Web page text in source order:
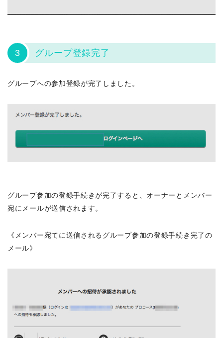
3 グループ登録完了
グループへの参加登録が完了しました。
グループ参加の登録手続きが完了すると、オーナーとメンバー
宛にメールが送信されます。
《メンバー宛てに送信されるグループ参加の登録手続き完了の
メール》